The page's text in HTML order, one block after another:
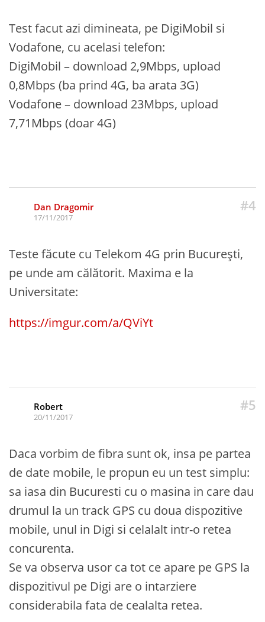
Test facut azi dimineata, pe DigiMobil si
Vodafone, cu acelasi telefon:
DigiMobil – download 2,9Mbps, upload
0,8Mbps (ba prind 4G, ba arata 3G)
Vodafone – download 23Mbps, upload
7,71Mbps (doar 4G)
#4
Dan Dragomir
17/11/2017
Teste făcute cu Telekom 4G prin București,
pe unde am călătorit. Maxima e la
Universitate:
https://imgur.com/a/QViYt
#5
Robert
20/11/2017
Daca vorbim de fibra sunt ok, insa pe partea
de date mobile, le propun eu un test simplu:
sa iasa din Bucuresti cu o masina in care dau
drumul la un track GPS cu doua dispozitive
mobile, unul in Digi si celalalt intr-o retea
concurenta.
Se va observa usor ca tot ce apare pe GPS la
dispozitivul pe Digi are o intarziere
considerabila fata de cealalta retea.